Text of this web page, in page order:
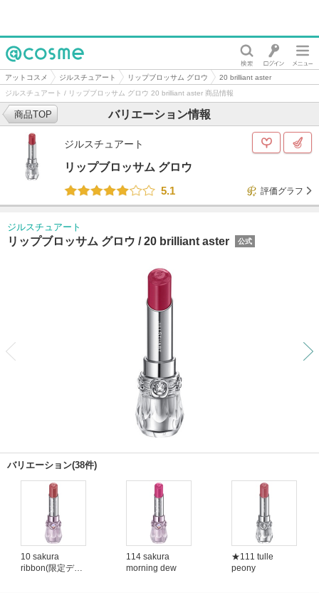
@cosme
アットコスメ ジルスチュアート リップブロッサム グロウ
20 brilliant aster
ジルスチュアート / リップブロッサム グロウ 20 brilliant aster 商品情報
バリエーション情報
商品TOP
ジルスチュアート
リップブロッサム グロウ
5.1
評価グラフ
ジルスチュアート
リップブロッサム グロウ /20 brilliant aster 公式
バリエーション(38件)
10 sakura
ribbon(限定デザ
114 sakura
morning dew
★111 tulle
peony